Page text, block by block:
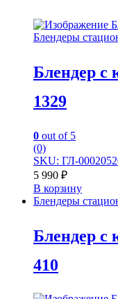
Блендеры
Блендер с
1329
0 out of 5
(0)
SKU: ГЛ-
5 990 ₽
В корзину
Блендеры
Блендер с
410